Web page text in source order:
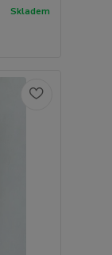
Skladem